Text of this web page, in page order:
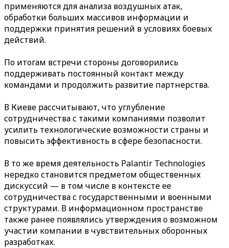
применяются для анализа воздушных атак,
обработки больших массивов информации и
поддержки принятия решений в условиях боевых
действий.
По итогам встречи стороны договорились
поддерживать постоянный контакт между
командами и продолжить развитие партнерства.
В Киеве рассчитывают, что углубление
сотрудничества с такими компаниями позволит
усилить технологические возможности страны и
повысить эффективность в сфере безопасности.
В то же время деятельность Palantir Technologies
нередко становится предметом общественных
дискуссий — в том числе в контексте ее
сотрудничества с государственными и военными
структурами. В информационном пространстве
также ранее появлялись утверждения о возможном
участии компании в чувствительных оборонных
разработках.